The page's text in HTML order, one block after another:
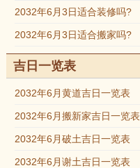
2032年6月3日适合装修吗?
2032年6月3日适合搬家吗?
吉日一览表
2032年6月黄道吉日一览表
2032年6月搬新家吉日一览表
2032年6月破土吉日一览表
2032年6月谢土吉日一览表